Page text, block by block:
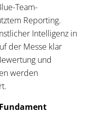
Team-
Reporting.
Intelligenz in
der Messe klar
und
werden